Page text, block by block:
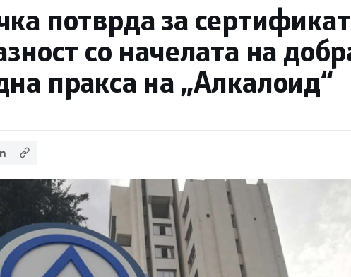
потврда за
со начелата на
пракса на „Алкалоид“